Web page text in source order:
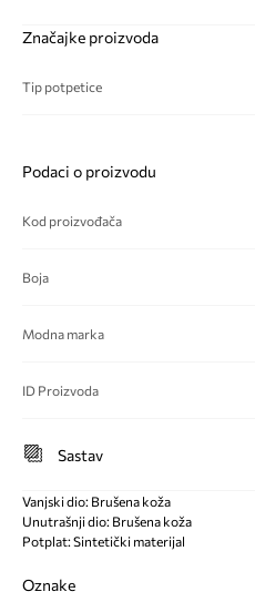
Značajke proizvoda
Tip potpetice
Podaci o proizvodu
Kod proizvođača
Boja
Modna marka
ID Proizvoda
Sastav
Vanjski dio: Brušena koža
Unutrašnji dio: Brušena koža
Potplat: Sintetički materijal
Oznake